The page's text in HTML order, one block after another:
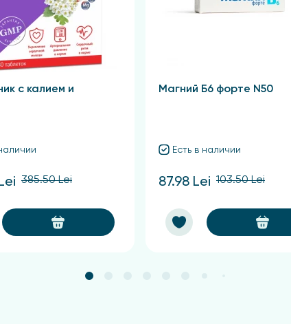
с калием и
385.50 Lei
Магний Б6 форте N50
Есть в наличии
87.98 Lei 103.50 Lei